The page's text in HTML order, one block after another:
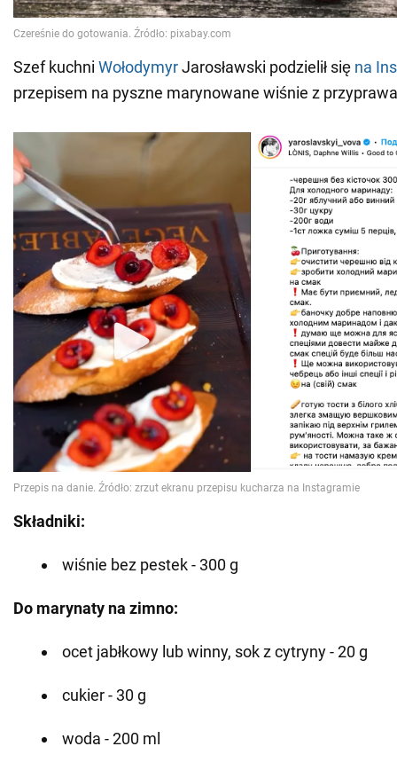
Szef kuchni WołodymyrJarosławski podzielił się na
przepisem na pyszne marynowane wiśnie z
Składniki:
wiśnie bez pestek - 300 g
Do marynaty na zimno:
ocet jabłkowy lub winny, sok z cytryny - 20 g
cukier - 30 g
woda - 200 ml